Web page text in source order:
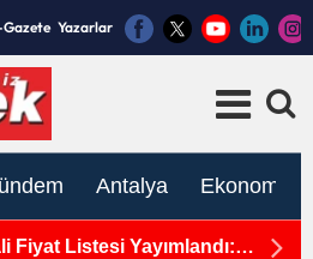
Gazete Yazarlar
Antalya Ekonomi
Fiyat Listesi Yayımlandı: